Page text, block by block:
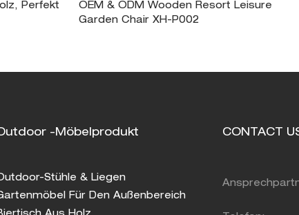
Perfekt
OEM & ODM Wooden Resort Leisure
Garden Chair XH-P002
-Möbelprodukt
Stühle & Liegen
Für Den Außenbereich
CONTACT